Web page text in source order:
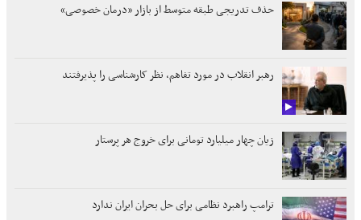
حذف تدریجی طبقه متوسط از بازار «درمان خصوصی»
رهبر انقلاب در مورد تفاهم، نظر کارشناسی را پذیرفتند
زیان چهار میلیارد تومانی برای خروج هر پرستار
ترامپ راهبرد نظامی برای حل بحران ایران ندارد